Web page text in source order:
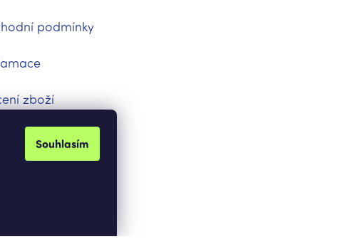
Souhlasím
podmínky
zboží
objednávka